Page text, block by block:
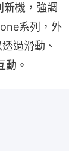
機，強調
系列，外
過滑動、
。